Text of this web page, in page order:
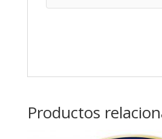
Productos